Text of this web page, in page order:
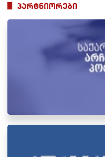
პარტნიორები